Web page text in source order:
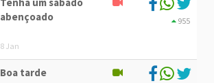
Tenha um sábado
abençoado
8 Jan
955
Boa tarde